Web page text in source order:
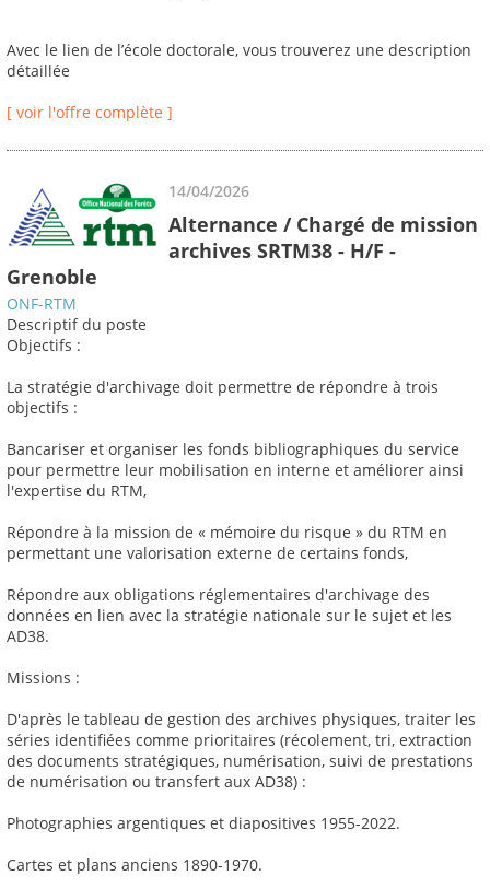
Avec le lien de l’école doctorale, vous trouverez une description
détaillée
[ voir l'offre complète ]
14/04/2026
Alternance / Chargé de mission
archives SRTM38 - H/F -
Grenoble
ONF-RTM
Descriptif du poste
Objectifs :
La stratégie d'archivage doit permettre de répondre à trois
objectifs :
Bancariser et organiser les fonds bibliographiques du service
pour permettre leur mobilisation en interne et améliorer ainsi
l'expertise du RTM,
Répondre à la mission de « mémoire du risque » du RTM en
permettant une valorisation externe de certains fonds,
Répondre aux obligations réglementaires d'archivage des
données en lien avec la stratégie nationale sur le sujet et les
AD38.
Missions :
D'après le tableau de gestion des archives physiques, traiter les
séries identifiées comme prioritaires (récolement, tri, extraction
des documents stratégiques, numérisation, suivi de prestations
de numérisation ou transfert aux AD38) :
Photographies argentiques et diapositives 1955-2022.
Cartes et plans anciens 1890-1970.